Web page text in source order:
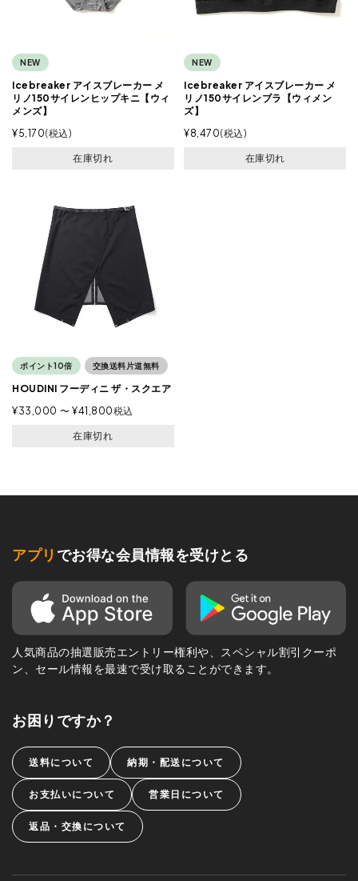
NEW
Icebreaker アイスブレーカー メ
リノ150サイレンヒップキニ【ウィ
メンズ】
¥5,170 税込
在庫切れ
NEW
Icebreaker アイスブレーカー メ
リノ150サイレンブラ【ウィメン
ズ】
¥8,470 税込
在庫切れ
ポイント10倍 交換送料片道無料
HOUDINI フーディニ ザ・スクエア
¥33,000 〜 ¥41,800税込
在庫切れ
アプリ でお得な会員情報を受けとる
人気商品の抽選販売エントリー権利や、スペシャル割引クーポ
ン、セール情報を最速で受け取ることができます。
お困りですか？
送料について 納期・配送について
お支払いについて 営業日について
返品・交換について